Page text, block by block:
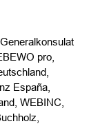
pro,
España,
WEBINC,